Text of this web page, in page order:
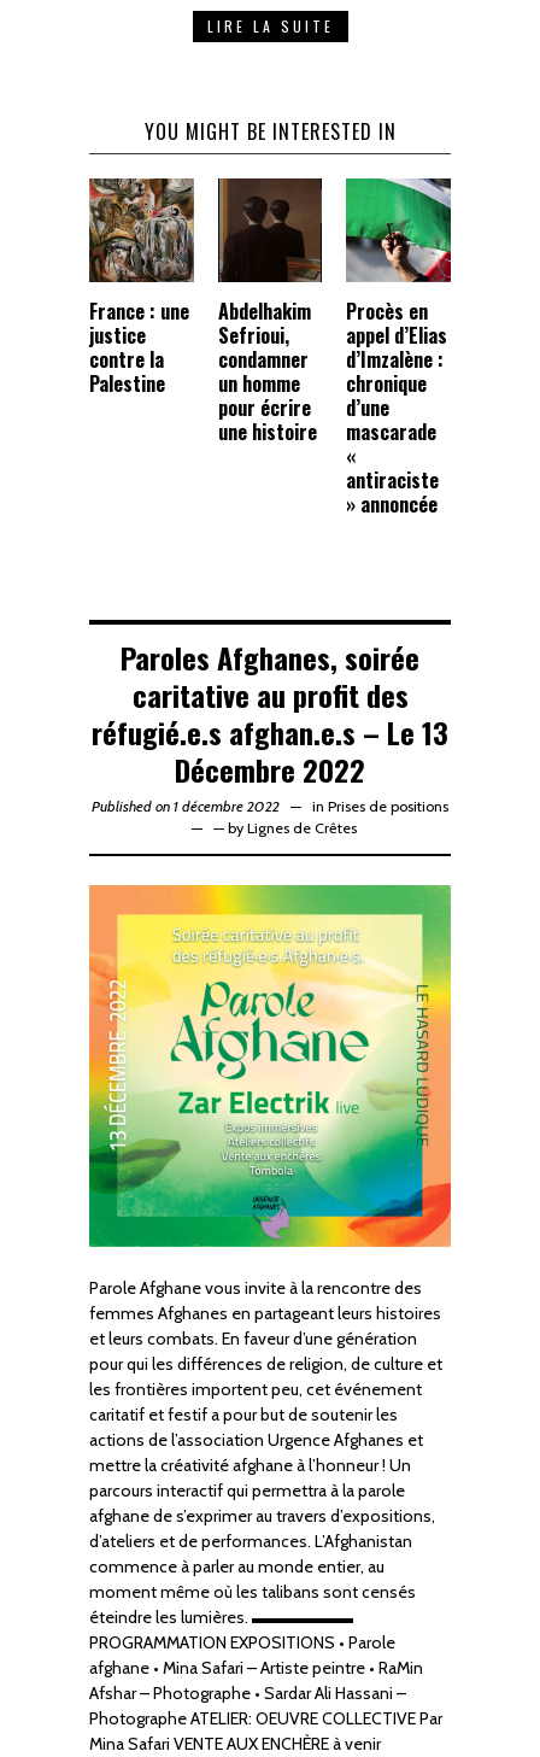
LIRE LA SUITE
YOU MIGHT BE INTERESTED IN
France : une
justice
contre la
Palestine
Abdelhakim
Sefrioui,
condamner
un homme
pour écrire
une histoire
Procès en
appel d’Elias
d’Imzalène :
chronique
d’une
mascarade
«
antiraciste
» annoncée
Paroles Afghanes, soirée
caritative au profit des
réfugié.e.s afghan.e.s – Le 13
Décembre 2022
Published on 1 décembre 2022 in Prises de positions
—by Lignes de Crêtes
Parole Afghane vous invite à la rencontre des
femmes Afghanes en partageant leurs histoires
et leurs combats. En faveur d’une génération
pour qui les différences de religion, de culture et
les frontières importent peu, cet événement
caritatif et festif a pour but de soutenir les
actions de l’association Urgence Afghanes et
mettre la créativité afghane à l’honneur ! Un
parcours interactif qui permettra à la parole
afghane de s’exprimer au travers d’expositions,
d’ateliers et de performances. L’Afghanistan
commence à parler au monde entier, au
moment même où les talibans sont censés
éteindre les lumières. ▬▬▬▬▬▬
PROGRAMMATION EXPOSITIONS • Parole
afghane • Mina Safari – Artiste peintre • RaMin
Afshar – Photographe • Sardar Ali Hassani –
Photographe ATELIER: OEUVRE COLLECTIVE Par
Mina Safari VENTE AUX ENCHÈRE à venir